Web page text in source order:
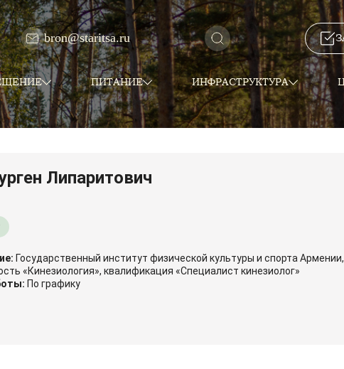
bron@staritsa.ru
ПИТАНИЕ ИНФРАСТРУКТУРА
Липаритович
Государственный институт физической культуры и спорта
«Кинезиология», квалификация «Специалист кинезиолог»
По графику